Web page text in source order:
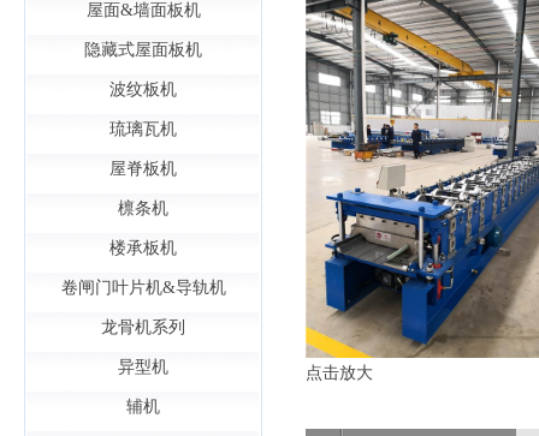
屋面&墙面板机
隐藏式屋面板机
波纹板机
琉璃瓦机
屋脊板机
檩条机
楼承板机
卷闸门叶片机&导轨机
龙骨机系列
异型机
辅机
点击放大